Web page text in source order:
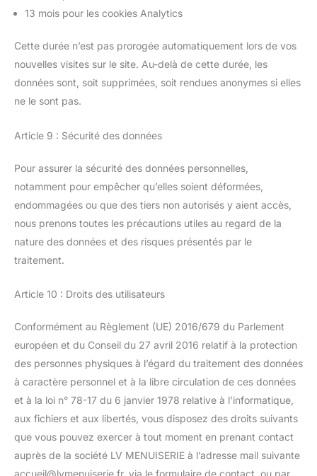
13 mois pour les cookies Analytics
Cette durée n’est pas prorogée automatiquement lors de vos
nouvelles visites sur le site. Au-delà de cette durée, les
données sont, soit supprimées, soit rendues anonymes si elles
ne le sont pas.
Article 9 : Sécurité des données
Pour assurer la sécurité des données personnelles,
notamment pour empêcher qu’elles soient déformées,
endommagées ou que des tiers non autorisés y aient accès,
nous prenons toutes les précautions utiles au regard de la
nature des données et des risques présentés par le
traitement.
Article 10 : Droits des utilisateurs
Conformément au Règlement (UE) 2016/679 du Parlement
européen et du Conseil du 27 avril 2016 relatif à la protection
des personnes physiques à l’égard du traitement des données
à caractère personnel et à la libre circulation de ces données
et à la loi n° 78-17 du 6 janvier 1978 relative à l’informatique,
aux fichiers et aux libertés, vous disposez des droits suivants
que vous pouvez exercer à tout moment en prenant contact
auprès de la société LV MENUISERIE à l’adresse mail suivante